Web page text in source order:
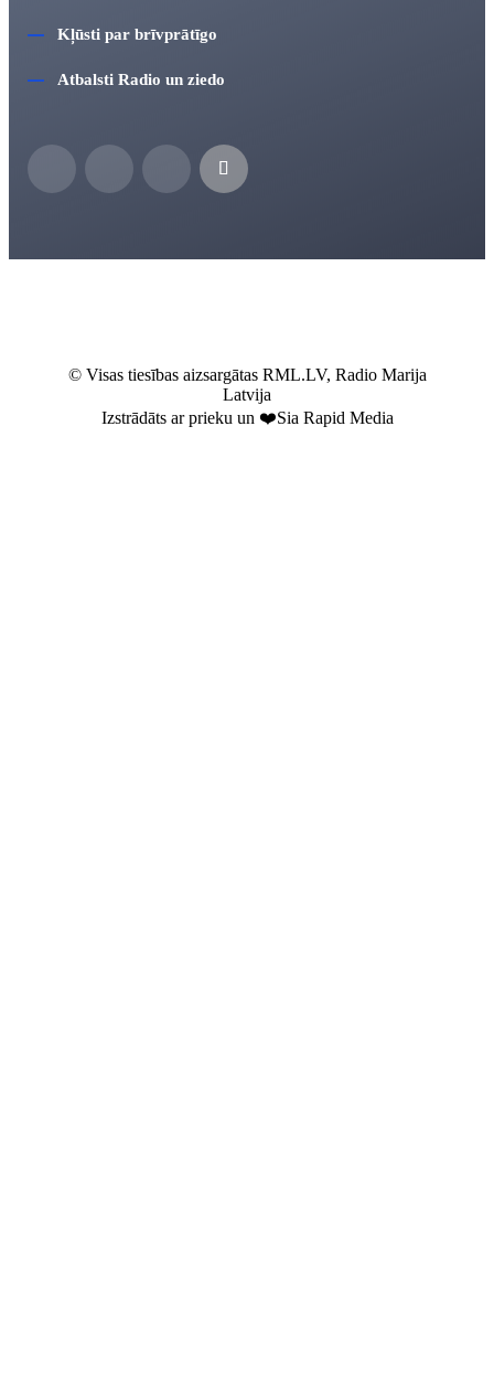
Kļūsti par brīvprātīgo
Atbalsti Radio un ziedo
© Visas tiesības aizsargātas RML.LV, Radio Marija
Latvija
Izstrādāts ar prieku un ❤️Sia Rapid Media